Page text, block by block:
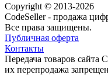
Copyright © 2013-2026
CodeSeller - продажа
Все права защищены.
Публичная оферта
Контакты
Передача товаров сайта
их перепродажа